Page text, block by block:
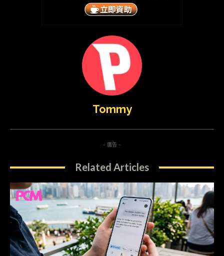
Tommy
- 廣告 -
Related Articles